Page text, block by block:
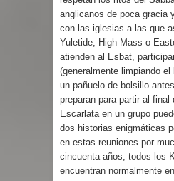
anglicanos de poca gracia
con las iglesias a las que
Yuletide, High Mass o
atienden al Esbat,
(generalmente limpiando
un pañuelo de bolsillo
preparan para partir al
Escarlata en un grupo
dos historias enigmáticas
en estas reuniones por
cincuenta años, todos los
encuentran normalmente